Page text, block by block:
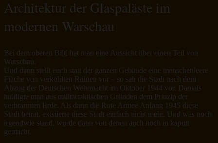
Architektur der Glaspaläste im
modernen Warschau
Bei dem oberen Bild hat man eine Aussicht über einen Teil von
Warschau.
Und dann stellt euch statt der ganzen Gebäude eine menschenleere
Fläche von verkohlten Ruinen vor – so sah die Stadt nach dem
Abzug der Deutschen Wehrmacht im Oktober 1944 vor. Damals
huldigte man aus militärtaktischen Gründen dem Prinzip der
verbrannten Erde. Als dann die Rote Armee Anfang 1945 diese
Stadt betrat, existierte diese Stadt einfach nicht mehr. Und was noch
irgendwie stand, wurde dann von denen auch noch in kaputt
gemacht.